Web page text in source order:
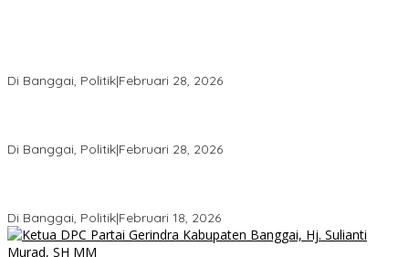
Di Banggai, Politik|Februari 28, 2026
Di Banggai, Politik|Februari 28, 2026
Di Banggai, Politik|Februari 18, 2026